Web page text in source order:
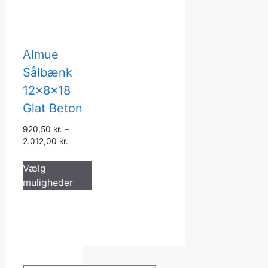
Almue
Sålbænk
12x8x18
Glat Beton
920,50 kr. –
2.012,00 kr.
Vælg
muligheder